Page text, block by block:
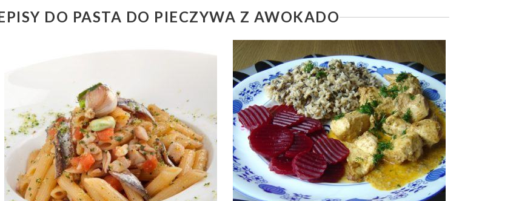
DO PASTA DO PIECZYWA Z AWOKADO